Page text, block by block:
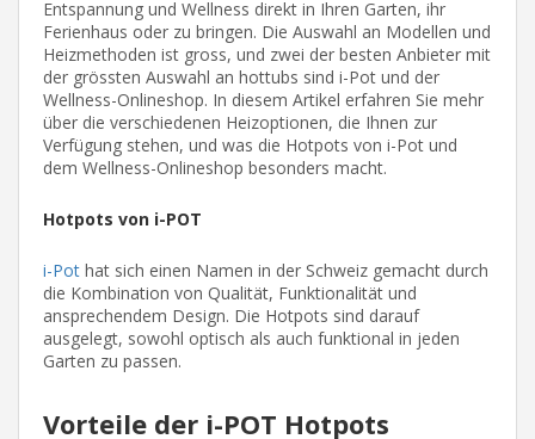
Entspannung und Wellness direkt in Ihren Garten, ihr
Ferienhaus oder zu bringen. Die Auswahl an Modellen und
Heizmethoden ist gross, und zwei der besten Anbieter mit
der grössten Auswahl an hottubs sind i-Pot und der
Wellness-Onlineshop. In diesem Artikel erfahren Sie mehr
über die verschiedenen Heizoptionen, die Ihnen zur
Verfügung stehen, und was die Hotpots von i-Pot und
dem Wellness-Onlineshop besonders macht.
Hotpots von i-POT
i-Pot hat sich einen Namen in der Schweiz gemacht durch
die Kombination von Qualität, Funktionalität und
ansprechendem Design. Die Hotpots sind darauf
ausgelegt, sowohl optisch als auch funktional in jeden
Garten zu passen.
Vorteile der i-POT Hotpots